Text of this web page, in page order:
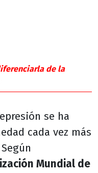
de la
se ha
cada vez más
Mundial de